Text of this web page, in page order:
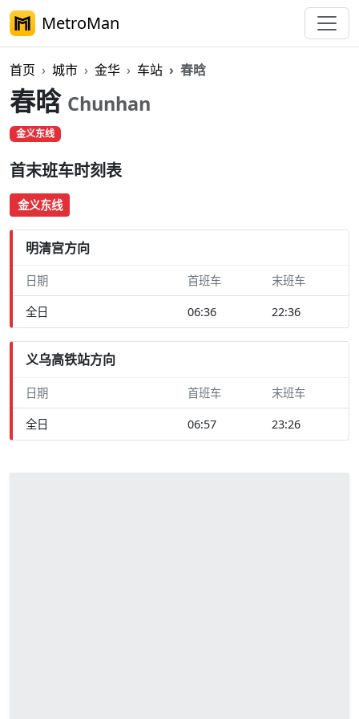
MetroMan
首页 城市 金华 车站 春晗
春晗 Chunhan
金义东线
首末班车时刻表
金义东线
明清宫方向
日期 首班车 末班车
全日 06:36 22:36
义乌高铁站方向
日期 首班车 末班车
全日 06:57 23:26